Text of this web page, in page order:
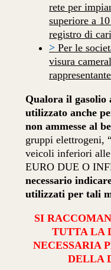
rete per
superiore a
registro di
> Per le
visura
rappresentante
Qualora il gasolio
utilizzato anche
non ammesse al
gruppi elettrogeni,
veicoli inferiori alle
EURO DUE O
necessario
utilizzati per tali
SI
TUTTA LA
NECESSARIA
DELLA